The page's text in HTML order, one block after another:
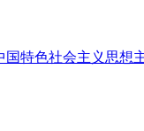
特色社会主义思想